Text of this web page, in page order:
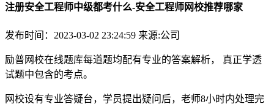
注册安全工程师中级都考什么-安全工程师网校推荐哪家
发布时间：2023-03-02 23:24:59 来源:公司
励普网校在线题库每道题均配有专业的答案解析， 真正学透
试题中包含的考点。
网校设有专业答疑台，学员提出疑问后，老师8小时内处理完